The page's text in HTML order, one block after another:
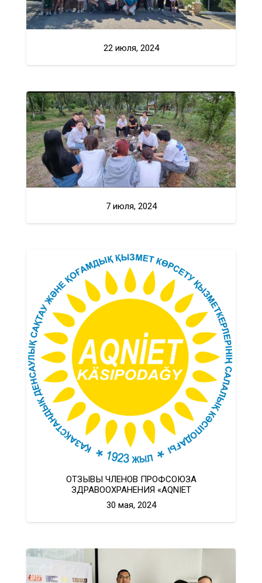
22 июля, 2024
7 июля, 2024
ОТЗЫВЫ ЧЛЕНОВ ПРОФСОЮЗА
ЗДРАВООХРАНЕНИЯ «AQNIET
30 мая, 2024